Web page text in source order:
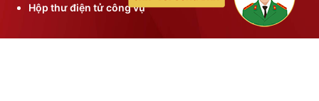
Hộp thư điện tử công vụ